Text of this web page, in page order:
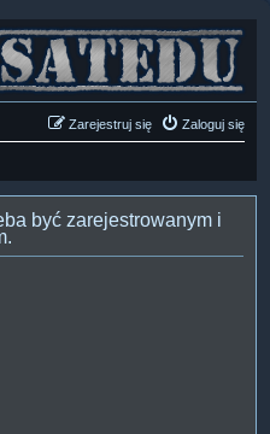
Zaloguj się
Zarejestruj się
być zarejestrowanym i